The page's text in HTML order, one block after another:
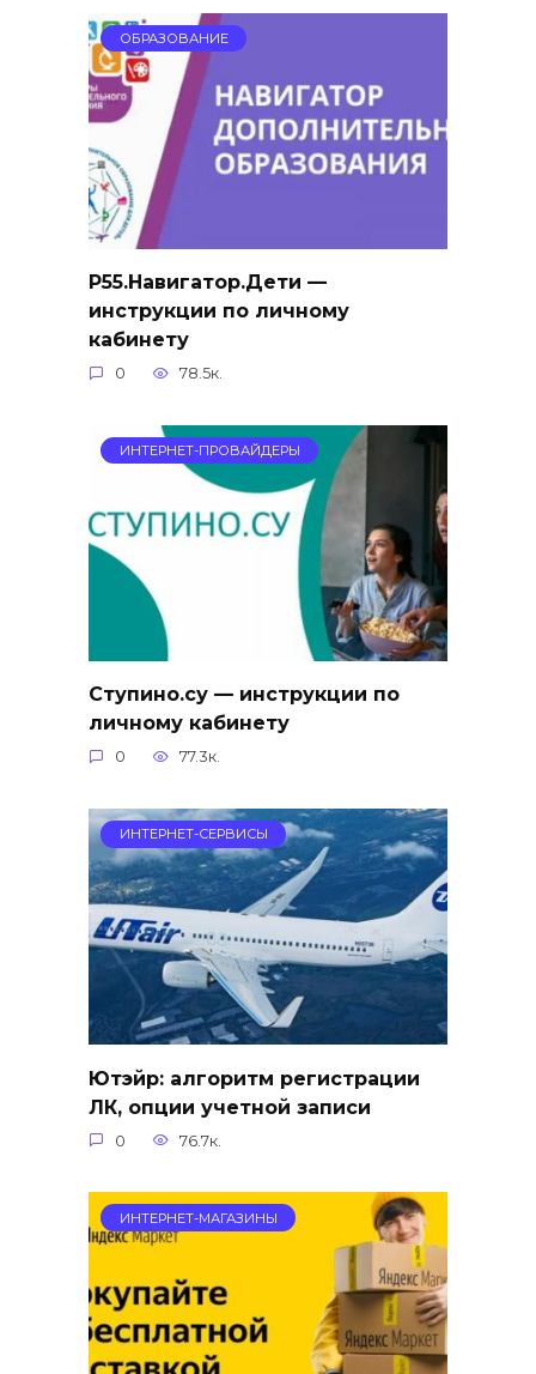
ОБРАЗОВАНИЕ
Р55.Навигатор.Дети —
инструкции по личному
кабинету
0 78.5к.
ИНТЕРНЕТ-ПРОВАЙДЕРЫ
Ступино.су — инструкции по
личному кабинету
0 77.3к.
ИНТЕРНЕТ-СЕРВИСЫ
Ютэйр: алгоритм регистрации
ЛК, опции учетной записи
0 76.7к.
ИНТЕРНЕТ-МАГАЗИНЫ